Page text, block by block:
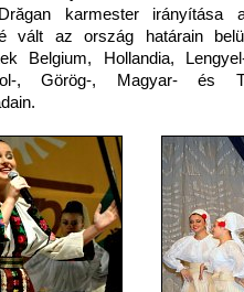
karmester irányítása
vált az ország határain
Belgium, Hollandia,
, Görög-, Magyar- és